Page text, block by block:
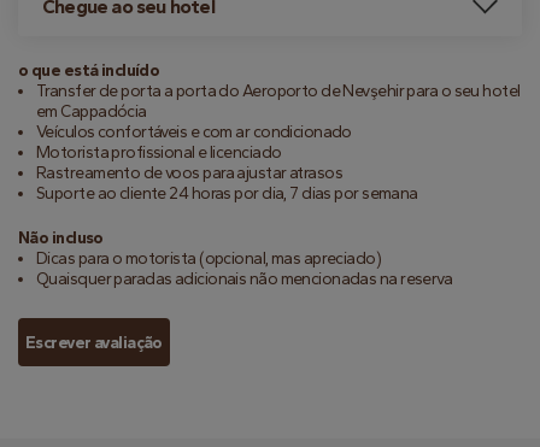
Chegue ao seu hotel
o que está incluído
Transfer de porta a porta do Aeroporto de Nevşehir para o seu hotel
em Cappadócia
Veículos confortáveis e com ar condicionado
Motorista profissional e licenciado
Rastreamento de voos para ajustar atrasos
Suporte ao cliente 24 horas por dia, 7 dias por semana
Não incluso
Dicas para o motorista (opcional, mas apreciado)
Quaisquer paradas adicionais não mencionadas na reserva
Escrever avaliação